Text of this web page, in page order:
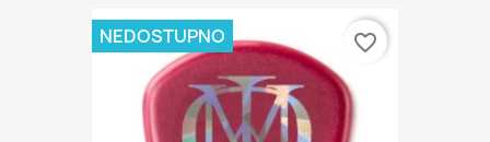
NEDOSTUPNO favorite_border